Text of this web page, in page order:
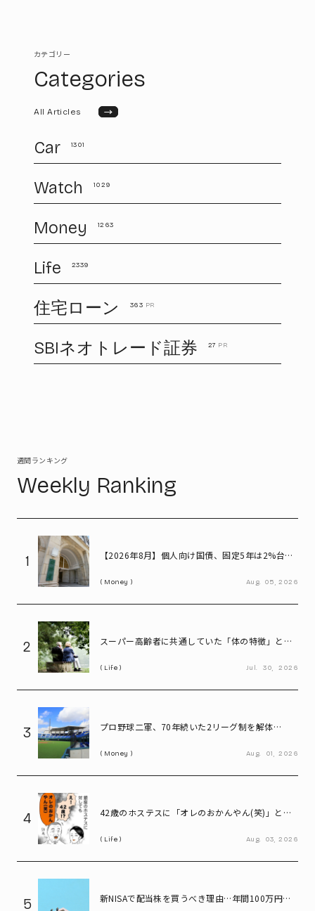
カテゴリー
Categories
All Articles →
Car 1301
Watch 1029
Money 1263
Life 2339
住宅ローン 363 PR
SBIネオトレード証券 27 PR
週間ランキング
Weekly Ranking
1
【2026年8月】個人向け国債、固定5年は2%台へ
紹介
Money Aug. 05, 2026
2
スーパー高齢者に共通していた「体の特徴」とは?
Life Jul. 30, 2026
3
プロ野球二軍、70年続いた2リーグ制を解体
Money Aug. 01, 2026
4
42歳のホステスに「オレのおかんやん(笑)」と言
Life Aug. 03, 2026
5
新NISAで配当株を買うべき理由…年間100万円の